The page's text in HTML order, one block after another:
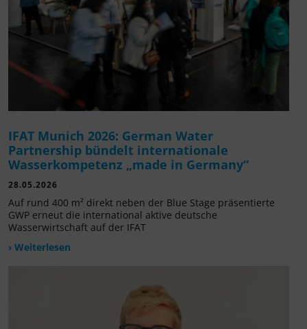
IFAT Munich 2026: German Water
Partnership bündelt internationale
Wasserkompetenz „made in Germany“
28.05.2026
Auf rund 400 m² direkt neben der Blue Stage präsentierte
GWP erneut die international aktive deutsche
Wasserwirtschaft auf der IFAT
› Weiterlesen